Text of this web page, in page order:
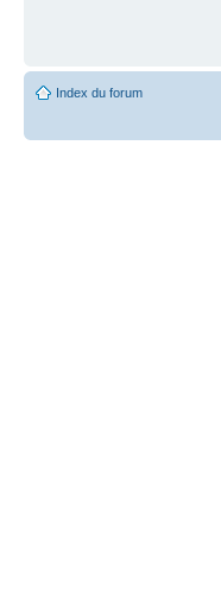
Index du forum